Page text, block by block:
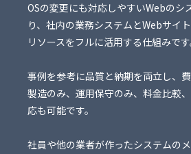
OSの変更にも対応しやすいWebのシ
り、社内の業務システムとWebサイ
リソースをフルに活用する仕組みです
事例を参考に品質と納期を両立し、
製造のみ、運用保守のみ、料金比較
応も可能です。
社員や他の業者が作ったシステムの